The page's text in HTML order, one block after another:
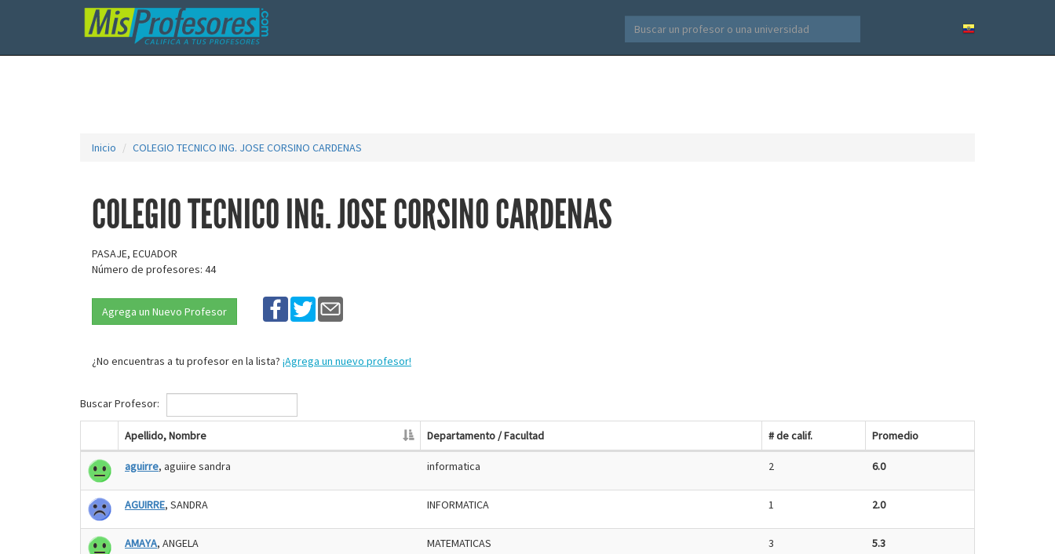
Inicio COLEGIO TECNICO ING. JOSE CORSINO CARDENAS
COLEGIO TECNICO ING. JOSE CORSINO CARDENAS
PASAJE, ECUADOR
Número de profesores: 44
Agrega un Nuevo Profesor
¿No encuentras a tu profesor en la lista? ¡Agrega un nuevo profesor!
Buscar Profesor:
Apellido, Nombre Departamento / Facultad # de calif. Promedio
aguirre, aguiire sandra informatica 2 6.0
AGUIRRE, SANDRA INFORMATICA 1 2.0
AMAYA, ANGELA MATEMATICAS 3 5.3